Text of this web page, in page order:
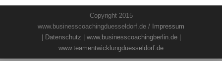
Copyright 2015
www.businesscoachingduesseldorf.de / Impressum
Datenschutz www.businesscoachingberlin.de|
www.teamentwicklungduesseldorf.de